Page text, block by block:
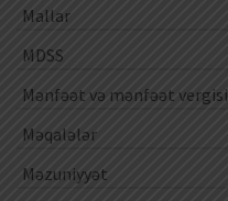
Mallar
MDSS
Mənfəət və mənfəət vergisi
Məqalələr
Məzuniyyət